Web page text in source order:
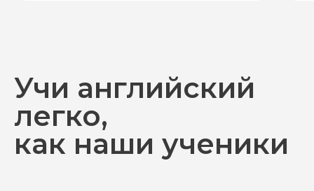
Учи английский
легко,
как наши ученики